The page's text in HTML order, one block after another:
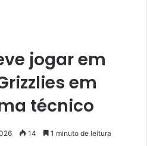
jogar em
em
técnico
14 1 minuto de leitura